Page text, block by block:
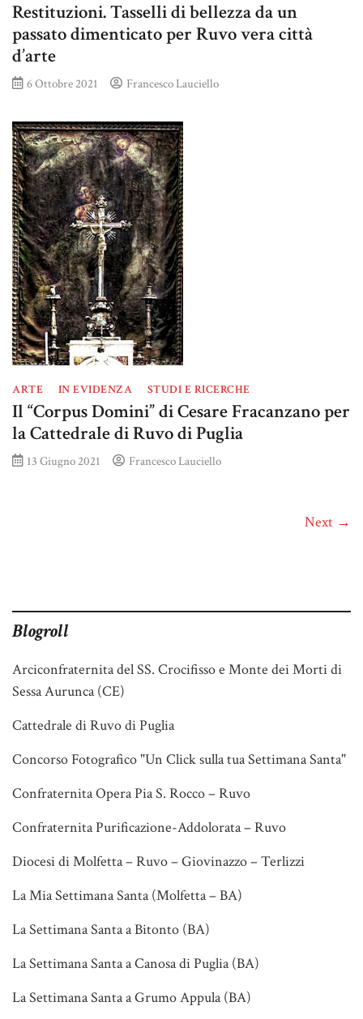
Restituzioni. Tasselli di bellezza da un
passato dimenticato per Ruvo vera città
d’arte
6 Ottobre 2021 Francesco Lauciello
ARTE IN EVIDENZA STUDI E RICERCHE
Il “Corpus Domini” di Cesare Fracanzano per
la Cattedrale di Ruvo di Puglia
13 Giugno 2021 Francesco Lauciello
Next →
Blogroll
Arciconfraternita del SS. Crocifisso e Monte dei Morti di
Sessa Aurunca (CE)
Cattedrale di Ruvo di Puglia
Concorso Fotografico "Un Click sulla tua Settimana Santa"
Confraternita Opera Pia S. Rocco – Ruvo
Confraternita Purificazione-Addolorata – Ruvo
Diocesi di Molfetta – Ruvo – Giovinazzo – Terlizzi
La Mia Settimana Santa (Molfetta – BA)
La Settimana Santa a Bitonto (BA)
La Settimana Santa a Canosa di Puglia (BA)
La Settimana Santa a Grumo Appula (BA)